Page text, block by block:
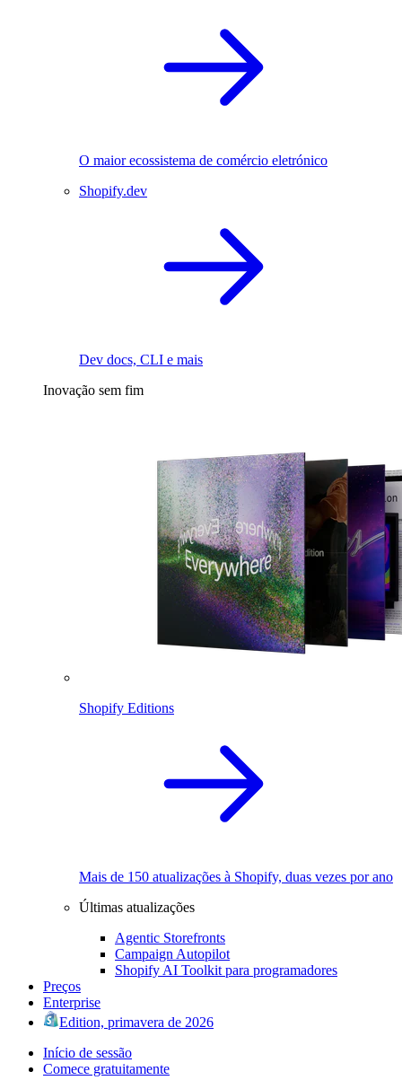
O maior ecossistema de comércio eletrónico
Shopify.dev
Dev docs, CLI e mais
Inovação sem fim
Shopify Editions
Mais de 150 atualizações à Shopify, duas vezes por ano
Últimas atualizações
Agentic Storefronts
Campaign Autopilot
Shopify AI Toolkit para programadores
Preços
Enterprise
Edition, primavera de 2026
Início de sessão
Comece gratuitamente